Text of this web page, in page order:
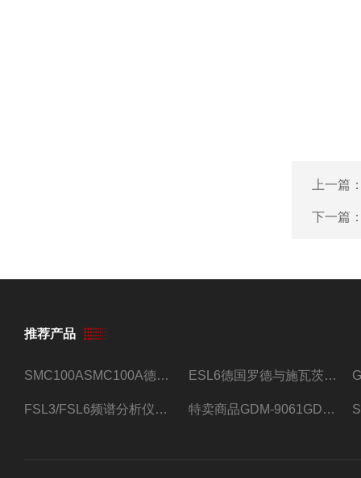
上一篇
下一篇
推荐产品
SMC100ASMC100A德国罗德与施瓦茨射频信号源 ESL6德国罗德与施瓦茨预认证EMI接收机
FSL3/FSL6频谱分析仪FSL3/FSL6罗德与施瓦茨 特卖商品GDM-9061GDM-9061台式万用表